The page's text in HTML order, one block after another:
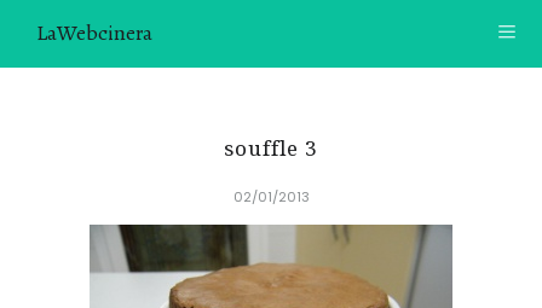
LaWebcinera
CONTACTO
SOBRE MÍ
souffle 3
02/01/2013